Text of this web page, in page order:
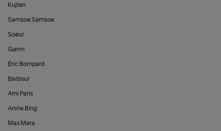
Kujten
Samsoe Samsoe
Soeur
Ganni
Éric Bompard
Barbour
Ami Paris
Anine Bing
Max Mara